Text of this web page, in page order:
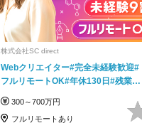
株式会社SC direct
Webクリエイター#完全未経験歓迎#
フルリモートOK#年休130日#残業月
300～700万円
フルリモートあり